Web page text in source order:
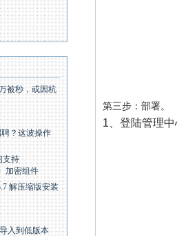
被秒，或因杭
聘？这波操作
支持
加密组件
解压缩版安装
入到低版本
第三步：部署。
1、登陆管理中